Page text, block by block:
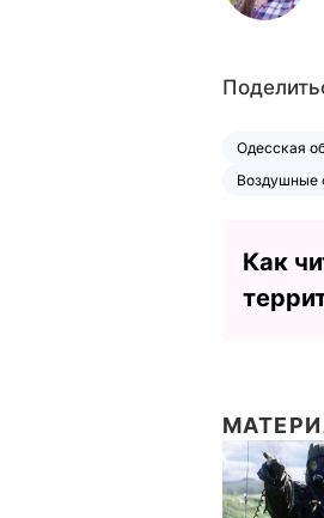
Одесская
Воздушные
Как